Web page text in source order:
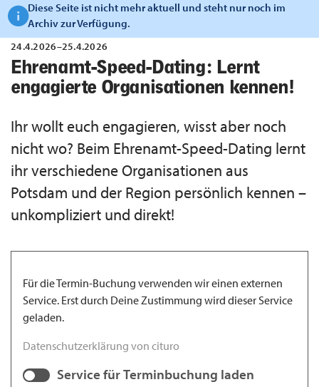
Diese Seite ist nicht mehr aktuell und steht nur noch im
Archiv zur Verfügung.
24.4.2026–25.4.2026
Ehrenamt-Speed-Dating: Lernt
engagierte Organisationen kennen!
Ihr wollt euch engagieren, wisst aber noch
nicht wo? Beim Ehrenamt-Speed-Dating lernt
ihr verschiedene Organisationen aus
Potsdam und der Region persönlich kennen –
unkompliziert und direkt!
Für die Termin-Buchung verwenden wir einen externen
Service. Erst durch Deine Zustimmung wird dieser Service
geladen.
Datenschutzerklärung von cituro
Service für Terminbuchung laden